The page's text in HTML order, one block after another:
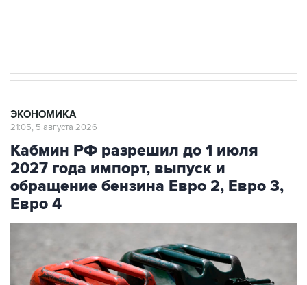
ЭКОНОМИКА
21:05, 5 августа 2026
Кабмин РФ разрешил до 1 июля
2027 года импорт, выпуск и
обращение бензина Евро 2, Евро 3,
Евро 4